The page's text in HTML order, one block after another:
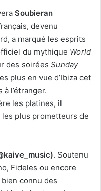
Soubieran
devenu
a marqué les esprits
du mythique World
des soirées Sunday
plus en vue d’Ibiza cet
l’étranger.
les platines, il
les plus prometteurs de
. Soutenu
Fideles ou encore
connu des